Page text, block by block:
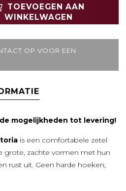
TOEVOEGEN AAN
WINKELWAGEN
OP VOOR EEN
mogelijkheden tot levering!
is een comfortabele zetel
grote, zachte vormen met hun
rust uit. Geen harde hoeken,